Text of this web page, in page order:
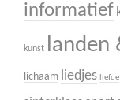
informatief
kunst landen
lichaam liedjes liefde